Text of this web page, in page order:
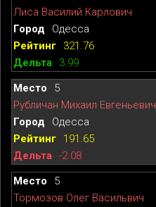
Лиса Василий Карлович
Одесса
321.76
3.99
5
Рубличан Михаил Евгеньевич
Одесса
191.65
-2.08
5
Тормозов Олег Васильвич